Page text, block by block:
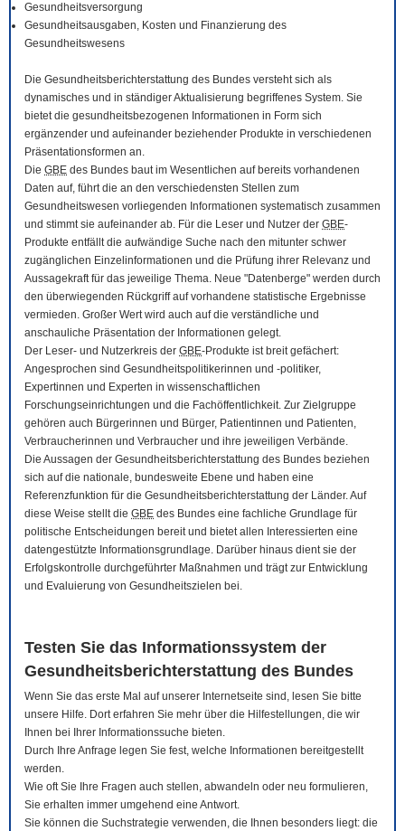
Gesundheitsversorgung
Gesundheitsausgaben, Kosten und Finanzierung des
Gesundheitswesens
Die Gesundheitsberichterstattung des Bundes versteht sich als
dynamisches und in ständiger Aktualisierung begriffenes System. Sie
bietet die gesundheitsbezogenen Informationen in Form sich
ergänzender und aufeinander beziehender Produkte in verschiedenen
Präsentationsformen an.
Die GBE des Bundes baut im Wesentlichen auf bereits vorhandenen
Daten auf, führt die an den verschiedensten Stellen zum
Gesundheitswesen vorliegenden Informationen systematisch zusammen
und stimmt sie aufeinander ab. Für die Leser und Nutzer der GBE-
Produkte entfällt die aufwändige Suche nach den mitunter schwer
zugänglichen Einzelinformationen und die Prüfung ihrer Relevanz und
Aussagekraft für das jeweilige Thema. Neue "Datenberge" werden durch
den überwiegenden Rückgriff auf vorhandene statistische Ergebnisse
vermieden. Großer Wert wird auch auf die verständliche und
anschauliche Präsentation der Informationen gelegt.
Der Leser- und Nutzerkreis der GBE-Produkte ist breit gefächert:
Angesprochen sind Gesundheitspolitikerinnen und -politiker,
Expertinnen und Experten in wissenschaftlichen
Forschungseinrichtungen und die Fachöffentlichkeit. Zur Zielgruppe
gehören auch Bürgerinnen und Bürger, Patientinnen und Patienten,
Verbraucherinnen und Verbraucher und ihre jeweiligen Verbände.
Die Aussagen der Gesundheitsberichterstattung des Bundes beziehen
sich auf die nationale, bundesweite Ebene und haben eine
Referenzfunktion für die Gesundheitsberichterstattung der Länder. Auf
diese Weise stellt die GBE des Bundes eine fachliche Grundlage für
politische Entscheidungen bereit und bietet allen Interessierten eine
datengestützte Informationsgrundlage. Darüber hinaus dient sie der
Erfolgskontrolle durchgeführter Maßnahmen und trägt zur Entwicklung
und Evaluierung von Gesundheitszielen bei.
Testen Sie das Informationssystem der
Gesundheitsberichterstattung des Bundes
Wenn Sie das erste Mal auf unserer Internetseite sind, lesen Sie bitte
unsere Hilfe. Dort erfahren Sie mehr über die Hilfestellungen, die wir
Ihnen bei Ihrer Informationssuche bieten.
Durch Ihre Anfrage legen Sie fest, welche Informationen bereitgestellt
werden.
Wie oft Sie Ihre Fragen auch stellen, abwandeln oder neu formulieren,
Sie erhalten immer umgehend eine Antwort.
Sie können die Suchstrategie verwenden, die Ihnen besonders liegt: die